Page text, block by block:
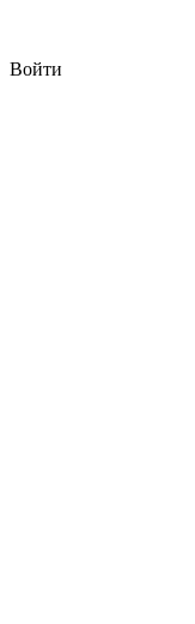
Войти